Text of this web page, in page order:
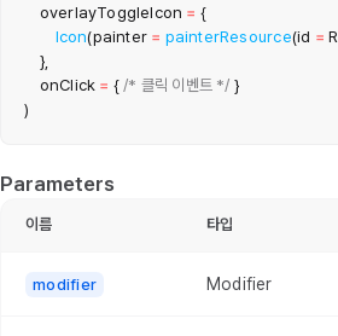
    overlayToggleIcon
= {
Icon(painter = painterResource(id = R
}
    onClick
= { /* 클릭 이벤트 */ }
)
Parameters
이름 타입
modifier Modifier